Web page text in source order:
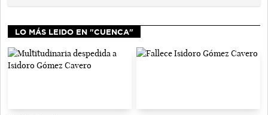
LO MÁS LEIDO EN "CUENCA"